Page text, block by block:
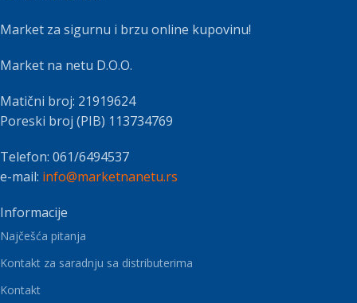
Market za sigurnu i brzu online kupovinu!
Market na netu D.O.O.
Matični broj: 21919624
Poreski broj (PIB) 113734769
Telefon: 061/6494537
e-mail: info@marketnanetu.rs
Informacije
Najčešća pitanja
Kontakt za saradnju sa distributerima
Kontakt